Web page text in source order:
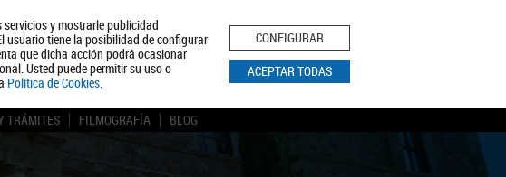
y mostrarle publicidad
usuario tiene la posibilidad de configurar
que dicha acción podrá ocasionar
Usted puede permitir su uso o
Política de Cookies.
CONFIGURAR
ACEPTAR TODAS
Turismo Política de Privacidad Aviso Legal Política de Cookies
BUSCAR
TRÁMITES FILMOGRAFÍA BLOG